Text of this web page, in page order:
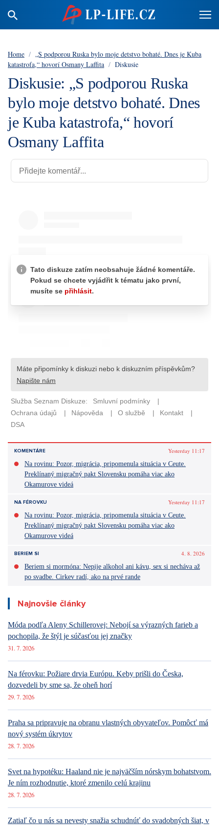
Home / „S podporou Ruska bylo moje detstvo bohaté. Dnes je Kuba
katastrofa,“ hovorí Osmany Laffita / Diskusie
Diskusie: „S podporou Ruska
bylo moje detstvo bohaté. Dnes
je Kuba katastrofa,“ hovorí
Osmany Laffita
KOMENTÁRE
Yesterday 11:17
Na rovinu: Pozor, migrácia, pripomenula situácia v Ceute.
Preklínaný migračný pakt Slovensku pomáha viac ako
Okamurove videá
NA FÉROVKU
Yesterday 11:17
Na rovinu: Pozor, migrácia, pripomenula situácia v Ceute.
Preklínaný migračný pakt Slovensku pomáha viac ako
Okamurove videá
BERIEM SI
4. 8. 2026
Beriem si mormóna: Nepije alkohol ani kávu, sex si necháva až
po svadbe. Cirkev radí, ako na prvé rande
Najnovšie články
Móda podľa Aleny Schillerovej: Nebojí sa výrazných farieb a
pochopila, že štýl je súčasťou jej značky
31. 7. 2026
Na férovku: Požiare drvia Európu. Keby prišli do Česka,
dozvedeli by sme sa, že oheň horí
29. 7. 2026
Praha sa pripravuje na obranu vlastných obyvateľov. Pomôcť má
nový systém úkrytov
28. 7. 2026
Svet na hypotéku: Haaland nie je najväčším nórskym bohatstvom.
Je ním rozhodnutie, ktoré zmenilo celú krajinu
28. 7. 2026
Zatiaľ čo u nás sa nevesty snažia schudnúť do svadobných šiat, v